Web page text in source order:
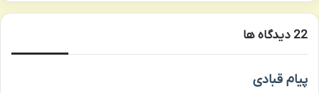
‫22 دیدگاه ها
پیام قبادی